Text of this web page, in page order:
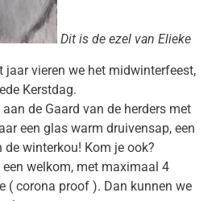
Dit is de ezel van Elieke
vieren we het midwinterfeest,
Kerstdag.
de Gaard van de herders met
een glas warm druivensap, een
winterkou! Kom je ook?
een welkom, met maximaal 4
( corona proof ). Dan kunnen we